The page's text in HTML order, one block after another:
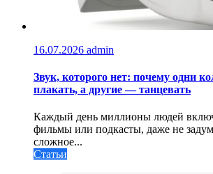
16.07.2026 admin
Звук, которого нет: почему одни
плакать, а другие — танцевать
Каждый день миллионы людей
фильмы или подкасты, даже не
сложное...
Статьи